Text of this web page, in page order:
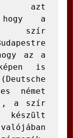
azt
a
szír
az a
is
német
a szír
készült